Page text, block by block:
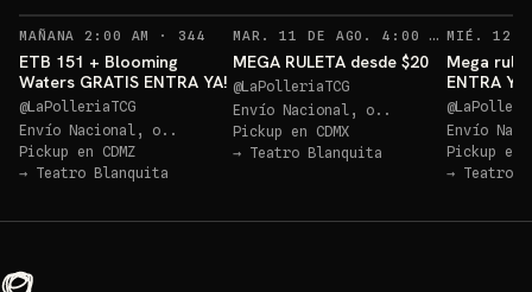
MAÑANA 2:00 AM · 344 RECORDATORIOS
ETB 151 + Blooming
Waters GRATIS ENTRA YA!
@LaPolleriaTCG
Envío Nacional, o..
Pickup en CDMZ
→ Teatro Blanquita
MAR. 11 DE AGO. 4:00 AM · 128
MEGA RULETA desde $20
@LaPolleriaTCG
Envío Nacional, o..
Pickup en CDMX
→ Teatro Blanquita
Mega
ENTRA YA
@
Envío
Pickup en
→ Teatro